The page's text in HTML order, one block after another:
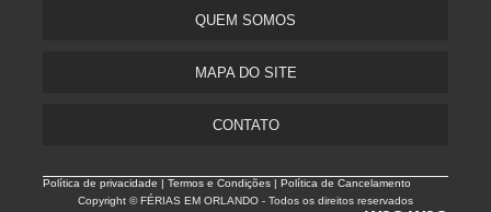
QUEM SOMOS
MAPA DO SITE
CONTATO
Política de privacidade |Termos e Condições | Política de Cancelamento
Copyright © FÉRIAS EM ORLANDO - Todos os direitos reservados